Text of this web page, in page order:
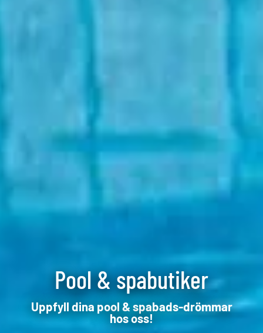
Pool & spabutiker
Uppfyll dina pool & spabads-drömmar
hos oss!